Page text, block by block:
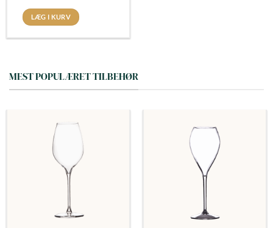
LÆG I KURV
MEST POPULÆRET TILBEHØR